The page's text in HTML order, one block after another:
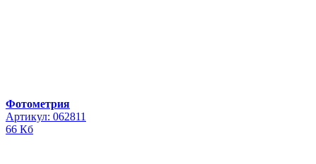
Фотометрия
Артикул: 062811
66 Кб